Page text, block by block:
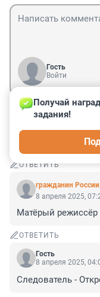
Гость
Войти
Гость
Веки что ли
ОТВЕТИТЬ
гражданин России
Получай
задания!
8 апреля 2025,
Матёрый режиссёр
ОТВЕТИТЬ
Гость
8 апреля 2025,
Следователь -